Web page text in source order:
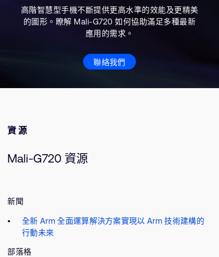
高階智慧型手機不斷提供更高水準的效能及更精美
的圖形。瞭解 Mali-G720 如何協助滿足多種最新
應用的需求。
聯絡我們
資源
Mali-G720 資源
新聞
全新 Arm 全面運算解決方案實現以 Arm 技術建構的
行動未來
部落格